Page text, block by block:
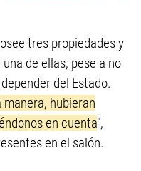
tres propiedades y
de ellas, pese a no
del Estado.
hubieran
en cuenta",
en el salón.